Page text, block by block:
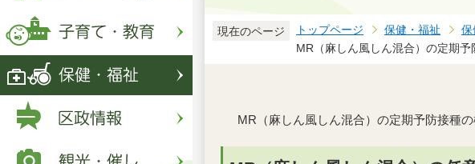
現在のページ トップページ 保健・福祉 保
MR（麻しん風しん混合）の定期
MR（麻しん風しん混合）の定期予防接種